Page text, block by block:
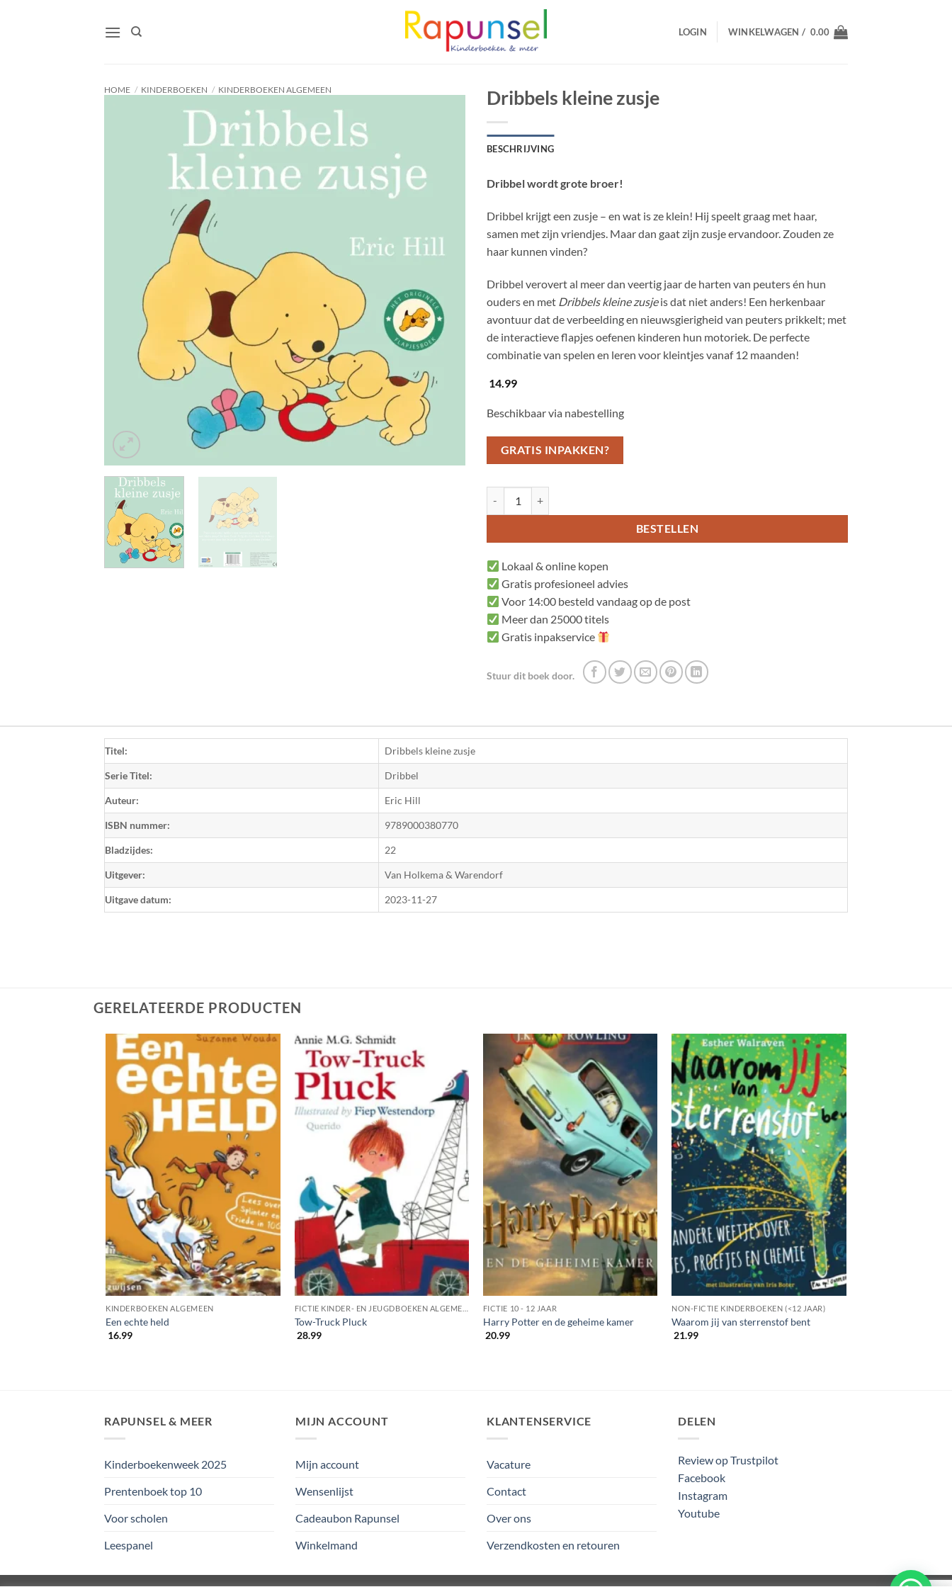
LOGIN WINKELWAGEN / 0.00
HOME / KINDERBOEKEN / KINDERBOEKEN ALGEMEEN Dribbels kleine zusje
BESCHRIJVING
Dribbel wordt grote broer!
Dribbel krijgt een zusje – en wat is ze klein! Hij speelt graag met haar,
samen met zijn vriendjes. Maar dan gaat zijn zusje ervandoor. Zouden ze
haar kunnen vinden?
Dribbel verovert al meer dan veertig jaar de harten van peuters én hun
ouders en met Dribbels kleine zusjeis dat niet anders! Een herkenbaar
avontuur dat de verbeelding en nieuwsgierigheid van peuters prikkelt; met
de interactieve flapjes oefenen kinderen hun motoriek. De perfecte
combinatie van spelen en leren voor kleintjes vanaf 12 maanden!
14.99
Beschikbaar via nabestelling
GRATIS INPAKKEN?
BESTELLEN
Lokaal & online kopen
Gratis profesioneel advies
Voor 14:00 besteld vandaag op de post
Meer dan 25000 titels
Gratis inpakservice
Stuur dit boek door.
Titel: Dribbels kleine zusje
Serie Titel: Dribbel
Auteur: Eric Hill
ISBN nummer: 9789000380770
Bladzijdes: 22
Uitgever: Van Holkema & Warendorf
Uitgave datum: 2023-11-27
GERELATEERDE PRODUCTEN
KINDERBOEKEN ALGEMEEN
Een echte held
16.99
Tow-Truck Pluck
28.99
FICTIE 10 - 12 JAAR
Harry Potter en de geheime kamer
20.99
NON-FICTIE KINDERBOEKEN (<12 JAAR)
Waarom jij van sterrenstof bent
21.99
RAPUNSEL & MEER
Kinderboekenweek 2025
Prentenboek top 10
Voor scholen
Leespanel
MIJN ACCOUNT
Mijn account
Wensenlijst
Cadeaubon Rapunsel
Winkelmand
KLANTENSERVICE
Vacature
Contact
Over ons
Verzendkosten en retouren
DELEN
Review op Trustpilot
Facebook
Instagram
Youtube